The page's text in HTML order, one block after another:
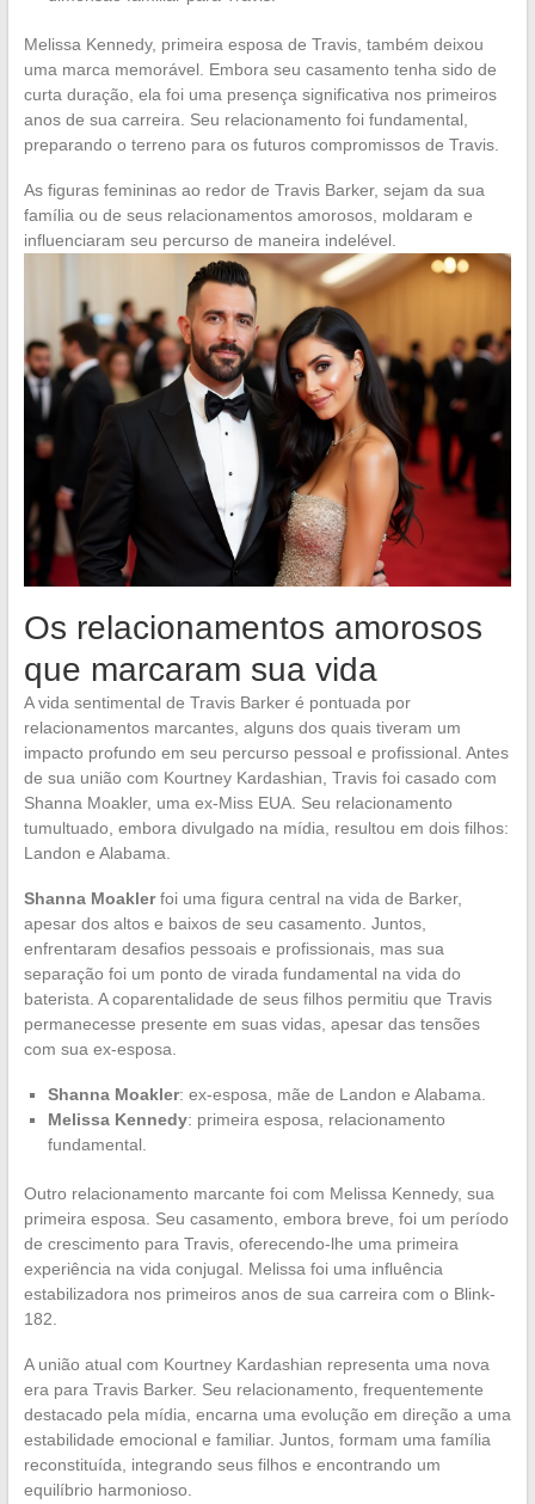
Melissa Kennedy, primeira esposa de Travis, também deixou
uma marca memorável. Embora seu casamento tenha sido de
curta duração, ela foi uma presença significativa nos primeiros
anos de sua carreira. Seu relacionamento foi fundamental,
preparando o terreno para os futuros compromissos de Travis.
As figuras femininas ao redor de Travis Barker, sejam da sua
família ou de seus relacionamentos amorosos, moldaram e
influenciaram seu percurso de maneira indelével.
Os relacionamentos amorosos
que marcaram sua vida
A vida sentimental de Travis Barker é pontuada por
relacionamentos marcantes, alguns dos quais tiveram um
impacto profundo em seu percurso pessoal e profissional. Antes
de sua união com Kourtney Kardashian, Travis foi casado com
Shanna Moakler, uma ex-Miss EUA. Seu relacionamento
tumultuado, embora divulgado na mídia, resultou em dois filhos:
Landon e Alabama.
Shanna Moaklerfoi uma figura central na vida de Barker,
apesar dos altos e baixos de seu casamento. Juntos,
enfrentaram desafios pessoais e profissionais, mas sua
separação foi um ponto de virada fundamental na vida do
baterista. A coparentalidade de seus filhos permitiu que Travis
permanecesse presente em suas vidas, apesar das tensões
com sua ex-esposa.
Shanna Moakler: ex-esposa, mãe de Landon e Alabama.
Melissa Kennedy: primeira esposa, relacionamento
fundamental.
Outro relacionamento marcante foi com Melissa Kennedy, sua
primeira esposa. Seu casamento, embora breve, foi um período
de crescimento para Travis, oferecendo-lhe uma primeira
experiência na vida conjugal. Melissa foi uma influência
estabilizadora nos primeiros anos de sua carreira com o Blink-
182.
A união atual com Kourtney Kardashian representa uma nova
era para Travis Barker. Seu relacionamento, frequentemente
destacado pela mídia, encarna uma evolução em direção a uma
estabilidade emocional e familiar. Juntos, formam uma família
reconstituída, integrando seus filhos e encontrando um
equilíbrio harmonioso.